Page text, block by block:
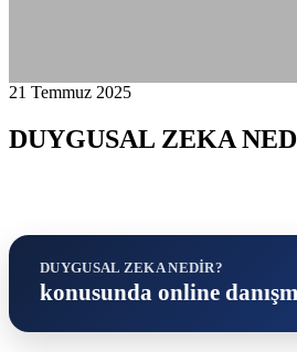
21 Temmuz 2025
DUYGUSAL ZEKA
DUYGUSAL ZEKA NEDİR?
konusunda online